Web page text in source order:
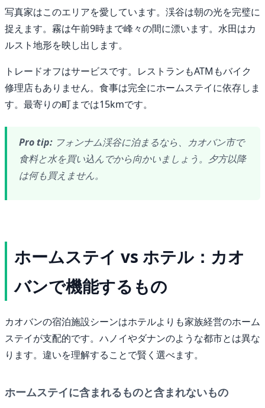
写真家はこのエリアを愛しています。渓谷は朝の光を完璧に
捉えます。霧は午前9時まで峰々の間に漂います。水田はカ
ルスト地形を映し出します。
トレードオフはサービスです。レストランもATMもバイク
修理店もありません。食事は完全にホームステイに依存しま
す。最寄りの町までは15kmです。
Pro tip: フォンナム渓谷に泊まるなら、カオバン市で
食料と水を買い込んでから向かいましょう。夕方以降
は何も買えません。
ホームステイ vs ホテル：カオ
バンで機能するもの
カオバンの宿泊施設シーンはホテルよりも家族経営のホーム
ステイが支配的です。ハノイやダナンのような都市とは異な
ります。違いを理解することで賢く選べます。
ホームステイに含まれるものと含まれないもの